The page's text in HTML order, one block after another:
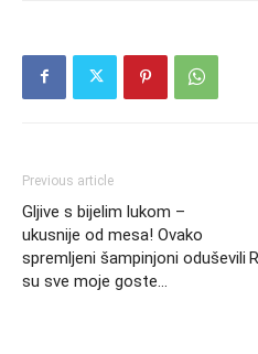
Previous article
Gljive s bijelim lukom –
ukusnije od mesa! Ovako
spremljeni šampinjoni oduševili
su sve moje goste…